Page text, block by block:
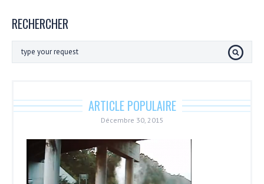
RECHERCHER
ARTICLE POPULAIRE
Décembre 30, 2015